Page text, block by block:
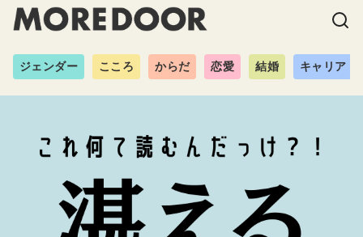
ジェンダー こころ からだ 恋愛 結婚 キャリア